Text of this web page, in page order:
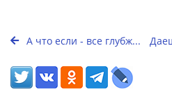
А что если - все глубж...